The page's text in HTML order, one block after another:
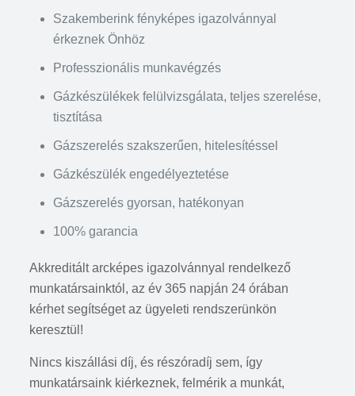
Szakemberink fényképes igazolvánnyal
érkeznek Önhöz
Professzionális munkavégzés
Gázkészülékek felülvizsgálata, teljes szerelése,
tisztítása
Gázszerelés szakszerűen, hitelesítéssel
Gázkészülék engedélyeztetése
Gázszerelés gyorsan, hatékonyan
100% garancia
Akkreditált arcképes igazolvánnyal rendelkező
munkatársainktól, az év 365 napján 24 órában
kérhet segítséget az ügyeleti rendszerünkön
keresztül!
Nincs kiszállási díj, és részóradíj sem, így
munkatársaink kiérkeznek, felmérik a munkát,